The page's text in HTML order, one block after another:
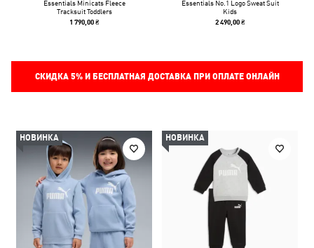
Essentials Minicats Fleece
Tracksuit Toddlers
1 790,00 ₴
Essentials No.1 Logo Sweat Suit
Kids
2 490,00 ₴
СКИДКА 5%И БЕСПЛАТНАЯ ДОСТАВКА ПРИ ОПЛАТЕ ОНЛАЙН
НОВИНКА НОВИНКА